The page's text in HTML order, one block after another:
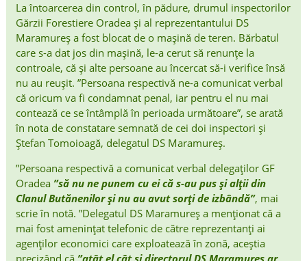
La întoarcerea din control, în pădure, drumul inspectorilor
Gărzii Forestiere Oradea și al reprezentantului DS
Maramureș a fost blocat de o mașină de teren. Bărbatul
care s-a dat jos din mașină, le-a cerut să renunțe la
controale, că și alte persoane au încercat să-i verifice însă
nu au reușit. ”Persoana respectivă ne-a comunicat verbal
că oricum va fi condamnat penal, iar pentru el nu mai
contează ce se întâmplă în perioada următoare”, se arată
în nota de constatare semnată de cei doi inspectori și
Ștefan Tomoioagă, delegatul DS Maramureș.
”Persoana respectivă a comunicat verbal delegaților GF
Oradea ”să nu ne punem cu ei că s-au pus și alții din
Clanul Butănenilor și nu au avut sorți de izbândă”, mai
scrie în notă. ”Delegatul DS Maramureș a menționat că a
mai fost amenințat telefonic de către reprezentanți ai
agenților economici care exploatează în zonă, aceștia